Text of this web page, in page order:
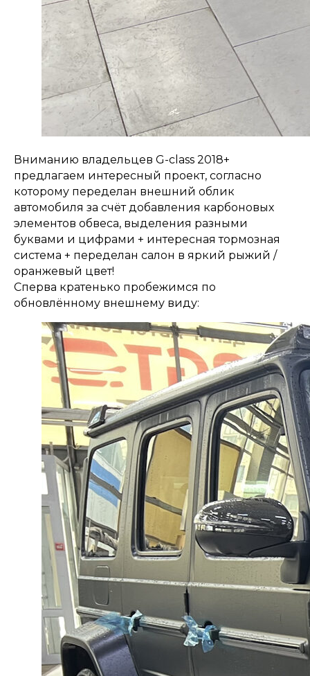
Вниманию владельцев G-class 2018+
предлагаем интересный проект, согласно
которому переделан внешний облик
автомобиля за счёт добавления карбоновых
элементов обвеса, выделения разными
буквами и цифрами + интересная тормозная
система + переделан салон в яркий рыжий /
оранжевый цвет!
Сперва кратенько пробежимся по
обновлённому внешнему виду: